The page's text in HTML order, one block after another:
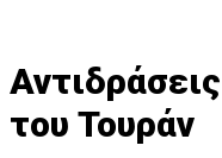
του Τουράν